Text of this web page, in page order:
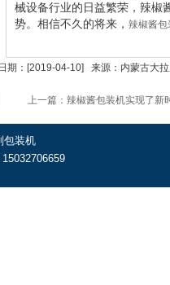
械设备行业的日益繁荣， 辣椒
势。相信不久的将来， 辣椒酱包
日期：[2019-04-10] 来源：内蒙古大
上一篇：辣椒酱包装机实现了新
装机